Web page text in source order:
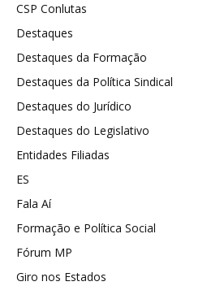
CSP Conlutas
Destaques
Destaques da Formação
Destaques da Política Sindical
Destaques do Jurídico
Destaques do Legislativo
Entidades Filiadas
ES
Fala Aí
Formação e Política Social
Fórum MP
Giro nos Estados